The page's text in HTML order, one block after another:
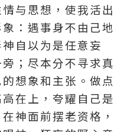
与思想，使我活出
：遇事身不由己地
自以为是任意妄
；尽本分不寻求真
想象和主张。做点
在上，夸耀自己是
神面前摆老资格，